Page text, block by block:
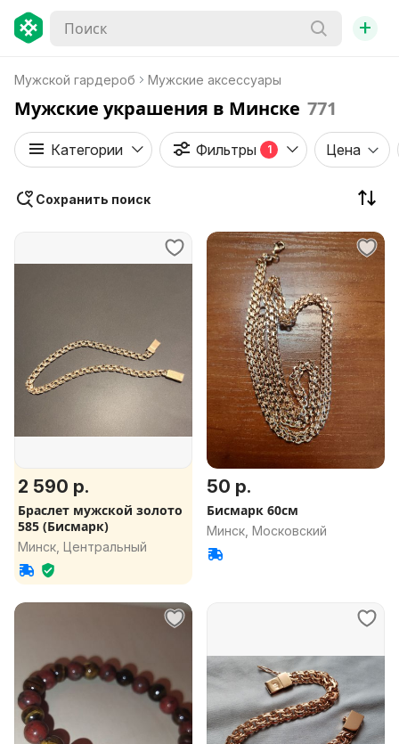
+
Мужской гардероб Мужские аксессуары
Мужские украшения в Минске 771
Категории Фильтры 1 Цена
Сохранить поиск
2 590 р.
Браслет мужской золото
585 (Бисмарк)
Минск, Центральный
50 р.
Бисмарк 60см
Минск, Московский